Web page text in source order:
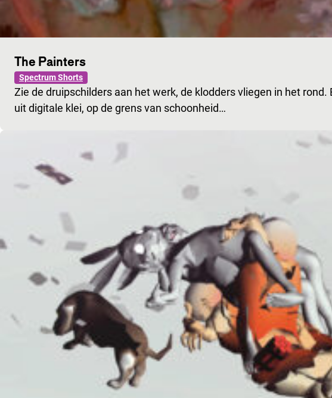
The Painters
Spectrum Shorts
Zie de druipschilders aan het werk, de klodders vliegen in het
uit digitale klei, op de grens van schoonheid…